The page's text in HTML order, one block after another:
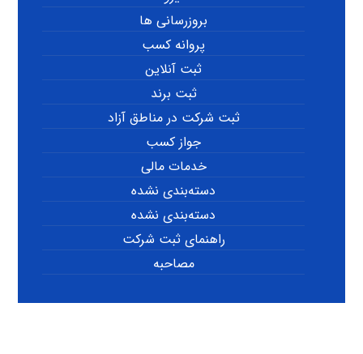
بروزرسانی ها
پروانه کسب
ثبت آنلاین
ثبت برند
ثبت شرکت در مناطق آزاد
جواز کسب
خدمات مالی
دسته‌بندی نشده
دسته‌بندی نشده
راهنمای ثبت شرکت
مصاحبه